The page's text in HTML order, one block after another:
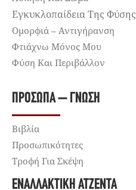
Εγκυκλοπαίδεια Της Φύσης
Ομορφιά – Αντιγήρανση
Φτιάχνω Μόνος Μου
Φύση Και Περιβάλλον
ΠΡΌΣΩΠΑ – ΓΝΏΣΗ
Βιβλία
Προσωπικότητες
Τροφή Για Σκέψη
ΕΝΑΛΛΑΚΤΙΚΉ ΑΤΖΈΝΤΑ